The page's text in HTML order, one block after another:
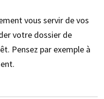
vous servir de vos
votre dossier de
Pensez par exemple à